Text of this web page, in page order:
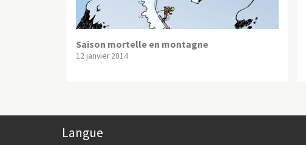
Saison mortelle en montagne
12 janvier 2014
Langue